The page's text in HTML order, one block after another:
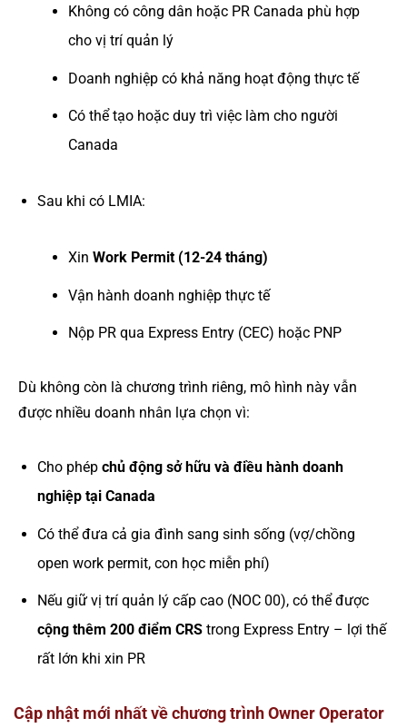
Không có công dân hoặc PR Canada phù hợp
cho vị trí quản lý
Doanh nghiệp có khả năng hoạt động thực tế
Có thể tạo hoặc duy trì việc làm cho người
Canada
Sau khi có LMIA:
Xin Work Permit (12-24 tháng)
Vận hành doanh nghiệp thực tế
Nộp PR qua Express Entry (CEC) hoặc PNP
Dù không còn là chương trình riêng, mô hình này vẫn
được nhiều doanh nhân lựa chọn vì:
Cho phép chủ động sở hữu và điều hành doanh
nghiệp tại Canada
Có thể đưa cả gia đình sang sinh sống (vợ/chồng
open work permit, con học miễn phí)
Nếu giữ vị trí quản lý cấp cao (NOC 00), có thể được
cộng thêm 200 điểm CRStrong Express Entry – lợi thế
rất lớn khi xin PR
Cập nhật mới nhất về chương trình Owner Operator